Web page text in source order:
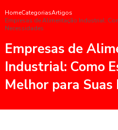
HomeCategoriasArtigos
Empresas de Alimentação Industrial:
Necessidades
Empresas de
Industrial: Como
Melhor para Suas